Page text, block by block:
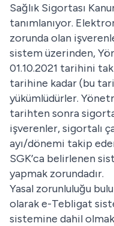
Sağlık Sigortası
tanımlanıyor.
zorunda olan
sistem üzerinden,
01.10.2021 tarihini
tarihine kadar (bu
yükümlüdürler.
tarihten sonra
işverenler, sigortalı
ayı/dönemi takip
SGK’ca belirlenen
yapmak zorundadır.
Yasal zorunluluğu
olarak e-Tebligat
sistemine dahil